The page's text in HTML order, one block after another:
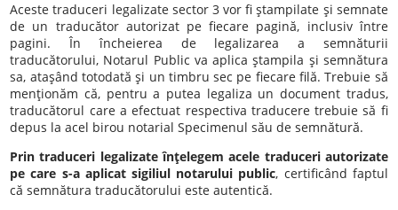
Aceste traduceri legalizate sector 3 vor fi ştampilate şi semnate
de un traducător autorizat pe fiecare pagină, inclusiv între
pagini. În încheierea de legalizarea a semnăturii
traducătorului, Notarul Public va aplica ştampila şi semnătura
sa, ataşând totodată şi un timbru sec pe fiecare filă. Trebuie să
menţionăm că, pentru a putea legaliza un document tradus,
traducătorul care a efectuat respectiva traducere trebuie să fi
depus la acel birou notarial Specimenul său de semnătură.
Prin traduceri legalizate înţelegem acele traduceri autorizate
pe care s-a aplicat sigiliul notarului public, certificând faptul
că semnătura traducătorului este autentică.